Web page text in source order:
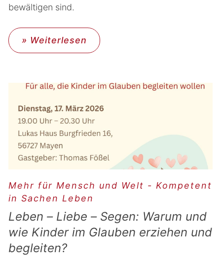
bewältigen sind.
» Weiterlesen
Mehr für Mensch und Welt - Kompetent
in Sachen Leben
Leben – Liebe – Segen: Warum und
wie Kinder im Glauben erziehen und
begleiten?